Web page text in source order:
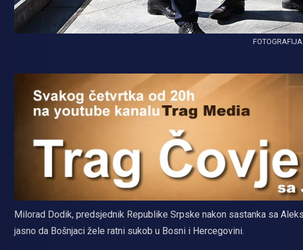
Milorad Dodik, predsjednik Republike Srpske nakon sastanka sa
jasno da Bošnjaci žele ratni sukob u Bosni i Hercegovini.